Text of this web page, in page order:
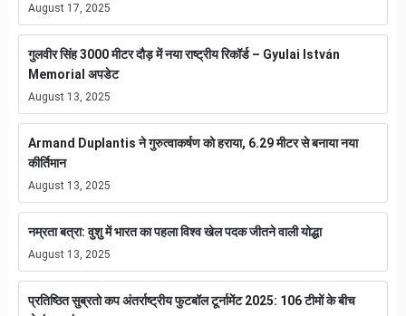
August 17, 2025
गुलवीर सिंह 3000 मीटर दौड़ में नया राष्ट्रीय रिकॉर्ड – Gyulai István
Memorial अपडेट
August 13, 2025
Armand Duplantis ने गुरुत्वाकर्षण को हराया, 6.29 मीटर से बनाया नया
कीर्तिमान
August 13, 2025
नम्रता बत्रा: वुशु में भारत का पहला विश्व खेल पदक जीतने वाली योद्धा
August 13, 2025
प्रतिष्ठित सुब्रतो कप अंतर्राष्ट्रीय फुटबॉल टूर्नामेंट 2025: 106 टीमों के बीच